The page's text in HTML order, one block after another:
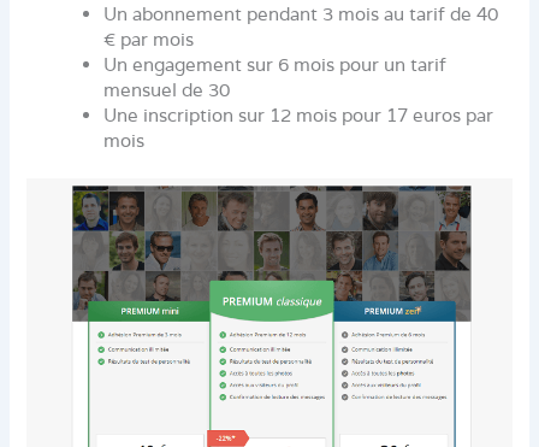
Un abonnement pendant 3 mois au tarif de 40
€ par mois
Un engagement sur 6 mois pour un tarif
mensuel de 30
Une inscription sur 12 mois pour 17 euros par
mois